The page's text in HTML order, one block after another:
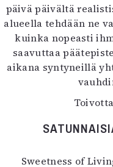
päivä päivältä
alueella tehdään ne
kuinka nopeasti
saavuttaa
aikana syntyneillä
Sweetness of